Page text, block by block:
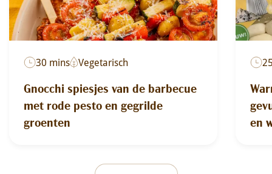
30 mins Vegetarisch
Gnocchi spiesjes van de barbecue
met rode pesto en gegrilde
groenten
en